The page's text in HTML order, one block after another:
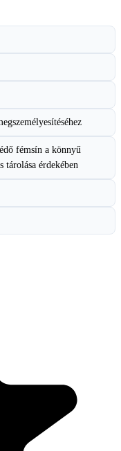
fémsín a könnyű
tárolása érdekében